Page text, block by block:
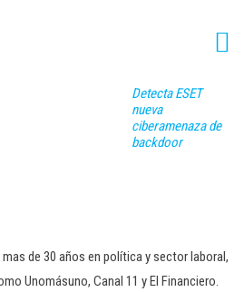
Detecta ESET
nueva
ciberamenaza de
backdoor
de 30 años en política y sector laboral,
Unomásuno, Canal 11 y El Financiero.